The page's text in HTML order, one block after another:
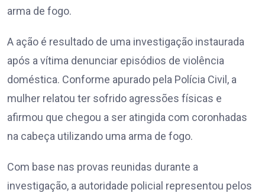
arma de fogo.
A ação é resultado de uma investigação instaurada
após a vítima denunciar episódios de violência
doméstica. Conforme apurado pela Polícia Civil, a
mulher relatou ter sofrido agressões físicas e
afirmou que chegou a ser atingida com coronhadas
na cabeça utilizando uma arma de fogo.
Com base nas provas reunidas durante a
investigação, a autoridade policial representou pelos